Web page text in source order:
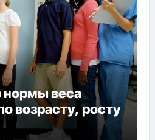
нормы веса
возрасту, росту